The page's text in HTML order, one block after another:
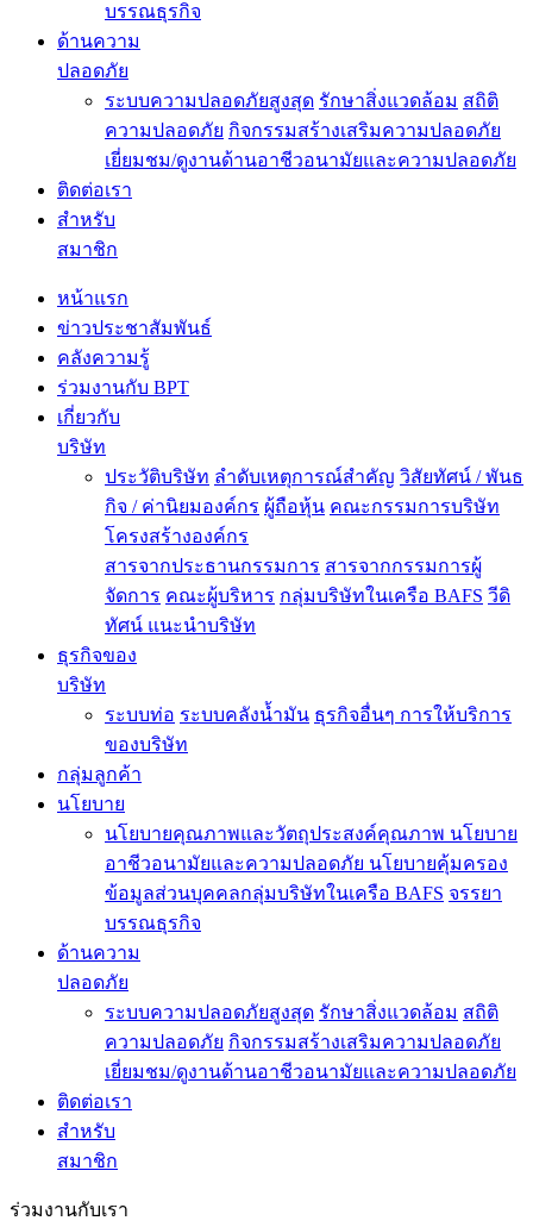
บรรณธุรกิจ
ด้านความ
ปลอดภัย
ระบบความปลอดภัยสูงสุด รักษาสิ่งแวดล้อม สถิติ
ความปลอดภัย กิจกรรมสร้างเสริมความปลอดภัย
เยี่ยมชม/ดูงานด้านอาชีวอนามัยและความปลอดภัย
ติดต่อเรา
สำหรับ
สมาชิก
หน้าแรก
ข่าวประชาสัมพันธ์
คลังความรู้
ร่วมงานกับ BPT
เกี่ยวกับ
บริษัท
ประวัติบริษัท ลำดับเหตุการณ์สำคัญ วิสัยทัศน์ / พันธ
กิจ / ค่านิยมองค์กร ผู้ถือหุ้น คณะกรรมการบริษัท
โครงสร้างองค์กร
สารจากประธานกรรมการ สารจากกรรมการผู้
จัดการ คณะผู้บริหาร กลุ่มบริษัทในเครือ BAFS วีดิ
ทัศน์ แนะนำบริษัท
ธุรกิจของ
บริษัท
ระบบท่อ ระบบคลังน้ำมัน ธุรกิจอื่นๆ การให้บริการ
ของบริษัท
กลุ่มลูกค้า
นโยบาย
นโยบายคุณภาพและวัตถุประสงค์คุณภาพ นโยบาย
อาชีวอนามัยและความปลอดภัย นโยบายคุ้มครอง
ข้อมูลส่วนบุคคลกลุ่มบริษัทในเครือ BAFS จรรยา
บรรณธุรกิจ
ด้านความ
ปลอดภัย
ระบบความปลอดภัยสูงสุด รักษาสิ่งแวดล้อม สถิติ
ความปลอดภัย กิจกรรมสร้างเสริมความปลอดภัย
เยี่ยมชม/ดูงานด้านอาชีวอนามัยและความปลอดภัย
ติดต่อเรา
สำหรับ
สมาชิก
ร่วมงานกับเรา